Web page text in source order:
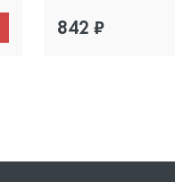
842 ₽